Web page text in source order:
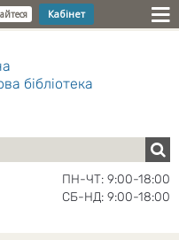
Кабінет
бібліотека
ПН-ЧТ: 9:00-18:00
СБ-НД: 9:00-18:00